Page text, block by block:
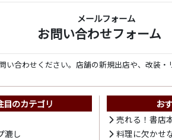
メールフォーム
お問い合わせフォーム
合わせください。店舗の新規出店や、改装
目のカテゴリ
漉し
お
売れる！書店
料理に欠かせ